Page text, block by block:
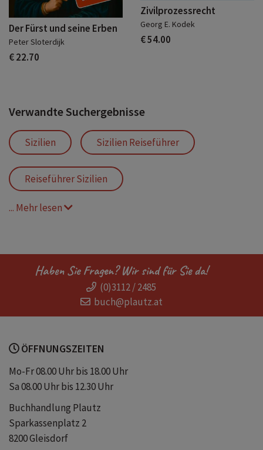
Der Fürst und seine Erben
Peter Sloterdijk
€ 22.70
Zivilprozessrecht
Georg E. Kodek
€ 54.00
Verwandte Suchergebnisse
Sizilien Sizilien Reiseführer
Reiseführer Sizilien
Reiseführer Sizilien Kinder
Reiseführer Sizilien mit Karte Palermo
Ätna
... Mehr lesen
Haben Sie Fragen? Wir sind für Sie da!
(0)3112 / 2485
buch@plautz.at
ÖFFNUNGSZEITEN
Mo-Fr 08.00 Uhr bis 18.00 Uhr
Sa 08.00 Uhr bis 12.30 Uhr
Buchhandlung Plautz
Sparkassenplatz 2
8200 Gleisdorf